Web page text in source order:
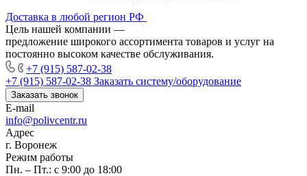
Доставка в любой регион РФ
Цель нашей компании —
предложение широкого ассортимента товаров и услуг на
постоянно высоком качестве обслуживания.
+7 (915) 587-02-38
+7 (915) 587-02-38 Заказать систему/оборудование
Заказать звонок
E-mail
info@polivcentr.ru
Адрес
г. Воронеж
Режим работы
Пн. – Пт.: с 9:00 до 18:00